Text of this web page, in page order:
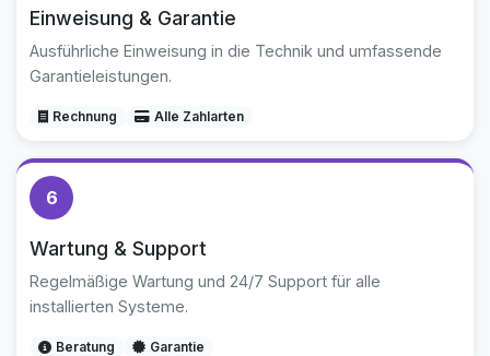
Einweisung & Garantie
Ausführliche Einweisung in die Technik und umfassende
Garantieleistungen.
Rechnung Alle Zahlarten
6
Wartung & Support
Regelmäßige Wartung und 24/7 Support für alle
installierten Systeme.
Beratung Garantie